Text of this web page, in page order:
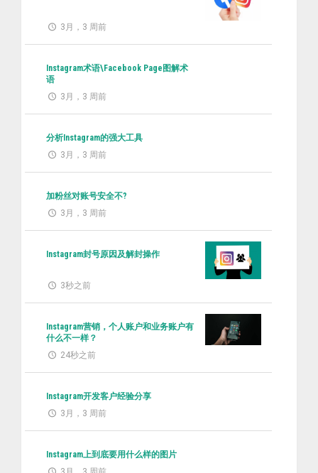
3月，3 周前
Instagram术语\Facebook Page图解术
语
3月，3 周前
分析Instagram的强大工具
3月，3 周前
加粉丝对账号安全不?
3月，3 周前
Instagram封号原因及解封操作
3秒之前
Instagram营销，个人账户和业务账户有
什么不一样？
24秒之前
Instagram开发客户经验分享
3月，3 周前
Instagram上到底要用什么样的图片